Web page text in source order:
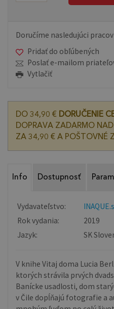
Doručíme nasledujúci
Pridať do obľúbených
Poslať e-mailom
Vytlačiť
DO 34,90 € DORUČENIE
DOPRAVA ZADARMO
ZA 34,90 € A POŠTOVNÉ
Info Dostupnosť
Vydavateľstvo:
Rok vydania:
2019
Jazyk:
SK
V knihe Vitaj doma Lucia
ktorých strávila prvých
Banícke usadlosti, dom
v Čile dopĺňajú fotografie a